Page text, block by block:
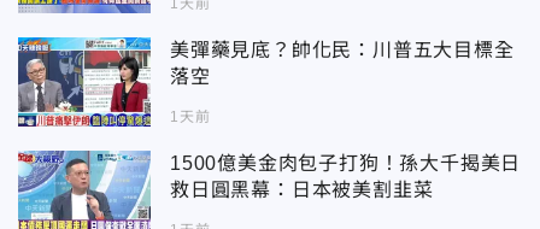
1天前
美彈藥見底？帥化民：川普五大目標全
落空
1天前
1500億美金肉包子打狗！孫大千揭美日
救日圓黑幕：日本被美割韭菜